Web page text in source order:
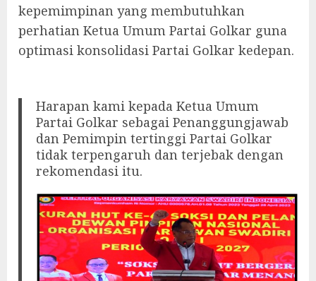
kepemimpinan yang membutuhkan
perhatian Ketua Umum Partai Golkar guna
optimasi konsolidasi Partai Golkar kedepan.
Harapan kami kepada Ketua Umum
Partai Golkar sebagai Penanggungjawab
dan Pemimpin tertinggi Partai Golkar
tidak terpengaruh dan terjebak dengan
rekomendasi itu.